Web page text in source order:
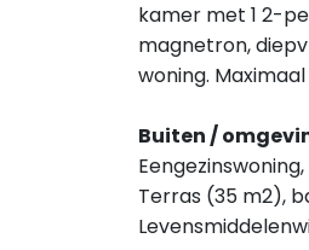
kamer met 1 2-
magnetron,
woning.
Buiten /
Terras (35 m2),